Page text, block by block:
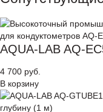
AQUA-LAB AQ-
4 700 руб.
В корзину